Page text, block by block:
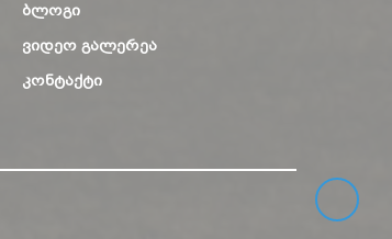
ᲑᲚᲝᲒᲘ
ᲕᲘᲓᲔᲝ ᲒᲐᲚᲔᲠᲔᲐ
ᲙᲝᲜᲢᲐᲥᲢᲘ